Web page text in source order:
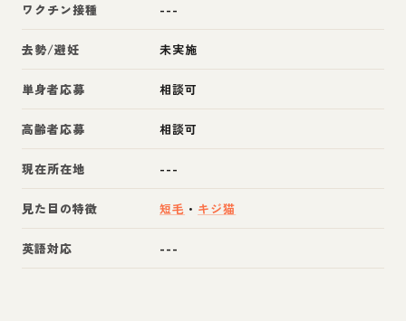
ワクチン接種 ---
去勢/避妊 未実施
単身者応募 相談可
高齢者応募 相談可
現在所在地 ---
見た目の特徴 短毛 ・ キジ猫
英語対応 ---